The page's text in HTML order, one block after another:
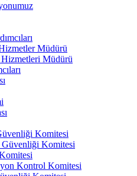
Müdürü
Hizmetleri Müdürü
Komitesi
Güvenliği Komitesi
Kontrol Komitesi